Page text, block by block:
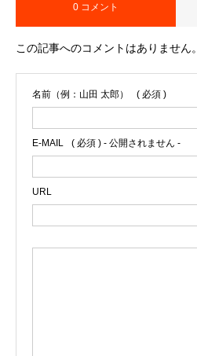
0 コメント
この記事へのコメントはありません。
名前（例：山田 太郎） ( 必須 )
E-MAIL ( 必須 ) - 公開されません -
URL